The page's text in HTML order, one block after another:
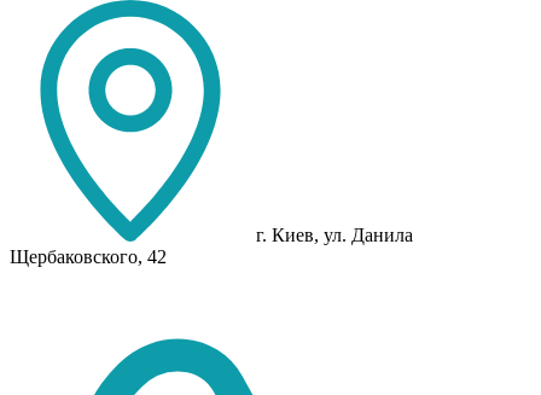
г. Киев, ул. Данила
Щербаковского, 42